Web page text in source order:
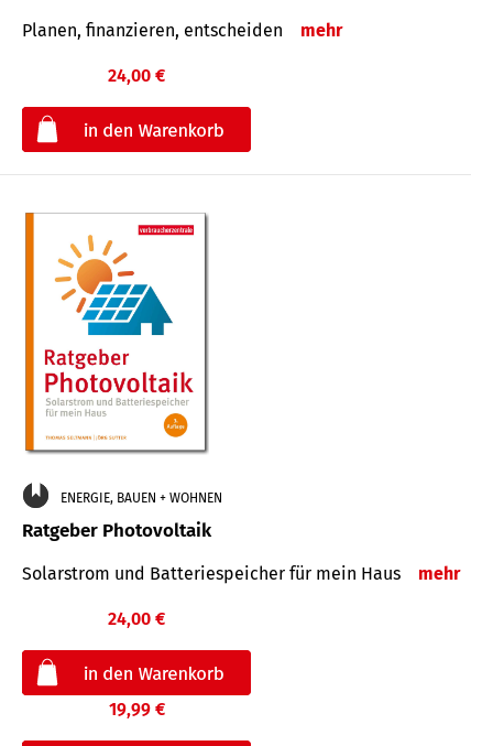
Planen, finanzieren, entscheiden mehr
24,00 €
ENERGIE, BAUEN + WOHNEN
Ratgeber Photovoltaik
Solarstrom und Batteriespeicher für mein Haus mehr
24,00 €
19,99 €